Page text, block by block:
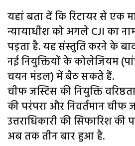
यहां बता दें कि रिटायर से एक
न्यायाधीश को अगले CJI का
पड़ता है. यह संस्तुति करने के
नई नियुक्तियों के कोलेजियम
चयन मंडल) में बैठ सकते हैं.
चीफ जस्टिस की नियुक्ति
की परंपरा और निवर्तमान
उत्तराधिकारी की सिफारिश
अब तक तीन बार हुआ है.